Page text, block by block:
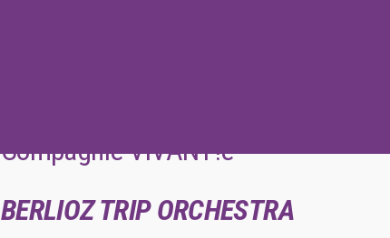
Compagnie VIVANT!e
BERLIOZ TRIP ORCHESTRA